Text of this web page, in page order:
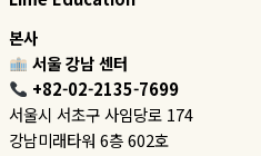
본사
서울 강남 센터
+82-02-2135-7699
서울시 서초구 사임당로 174
강남미래타워 6층 602호